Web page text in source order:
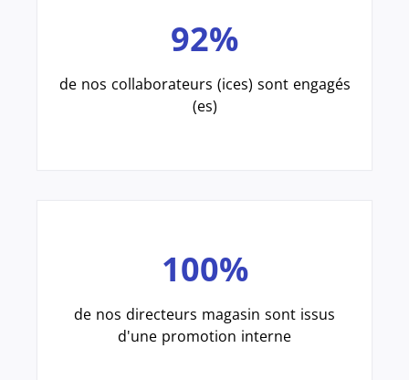
92%
de nos collaborateurs (ices) sont engagés
(es)
100%
de nos directeurs magasin sont issus
d'une promotion interne